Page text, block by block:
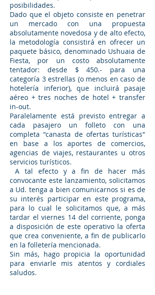
posibilidades.
Dado que el objeto consiste en penetrar
un mercado con una propuesta
absolutamente novedosa y de alto efecto,
la metodología consistirá en ofrecer un
paquete básico, denominado Ushuaia de
Fiesta, por un costo absolutamente
tentador: desde $ 450.- para una
categoría 3 estrellas (o menos en caso de
hotelería inferior), que incluirá pasaje
aéreo + tres noches de hotel + transfer
in-out.
Paralelamente está previsto entregar a
cada pasajero un folleto con una
completa "canasta de ofertas turísticas"
en base a los aportes de comercios,
agencias de viajes, restaurantes u otros
servicios turísticos.
A tal efecto y a fin de hacer más
convocante este lanzamiento, solicitamos
a Ud. tenga a bien comunicarnos si es de
su interés participar en este programa,
para lo cual le solicitamos que, a más
tardar el viernes 14 del corriente, ponga
a disposición de este operativo la oferta
que crea conveniente, a fin de publicarlo
en la folletería mencionada.
Sin más, hago propicia la oportunidad
para enviarle mis atentos y cordiales
saludos.